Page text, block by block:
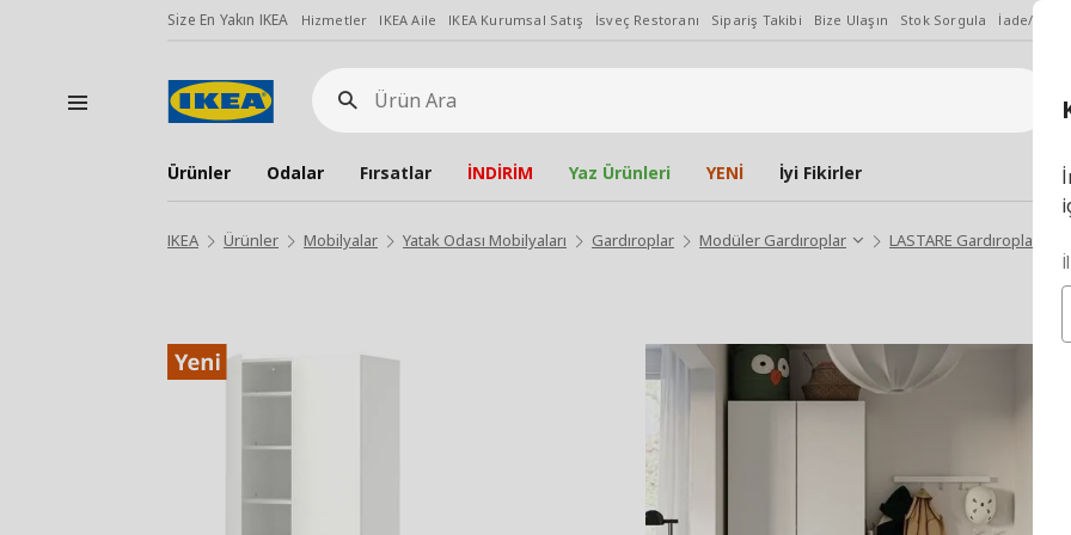
Size En Yakın IKEA Hizmetler IKEA Aile IKEA Kurumsal Satış İsveç Restoranı Sipariş Takibi Bize Ulaşın Stok Sorgula İade/
Ürün
Ara
Ürünler Odalar Fırsatlar İNDİRİM Yaz Ürünleri YENİ İyi Fikirler
IKEA Ürünler Mobilyalar Yatak Odası Mobilyaları Gardıroplar Modüler Gardıroplar LASTARE Gardıroplar